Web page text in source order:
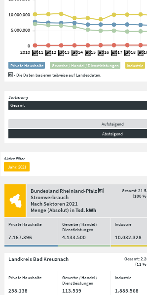
Private Haushalte Gewerbe / Handel / Dienstleistungen Industrie
- Die Daten basieren teilweise auf Landesdaten.
Sortierung
Gesamt
Aufsteigend
Absteigend
Aktive Filter
Jahr: 2021
Bundesland Rheinland-Pfalz
Stromverbrauch
Nach Sektoren2021
Menge(Absolut) inTsd. kWh
Gesamt:
(100
Private Haushalte
Gewerbe / Handel /
Dienstleistungen
Industrie
7.167.396 4.133.500 10.032.328
Landkreis Bad Kreuznach Gesamt:
(11
Private Haushalte
Gewerbe / Handel /
Dienstleistungen
Industrie
258.138 113.539 1.885.568